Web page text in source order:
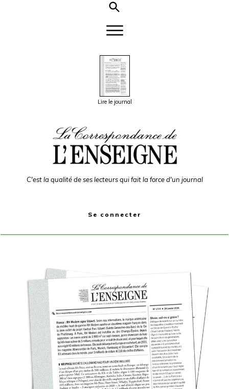
Lire le journal
C'est la qualité de ses lecteurs qui fait la force d'un journal
Se connecter